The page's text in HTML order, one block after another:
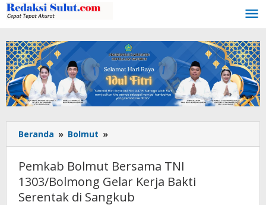
Lewati
ke
konten
Beranda » Bolmut »
Bolmut
TNI
1303/Bolmong
Gelar
Pemkab Bolmut Bersama TNI
1303/Bolmong Gelar Kerja Bakti
Serentak di Sangkub